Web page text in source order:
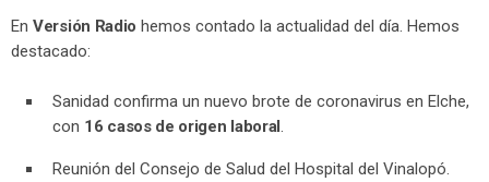
En Versión Radio hemos contado la actualidad del día. Hemos
destacado:
Sanidad confirma un nuevo brote de coronavirus en Elche,
con 16 casos de origen laboral
Reunión del Consejo de Salud del Hospital del Vinalopó.